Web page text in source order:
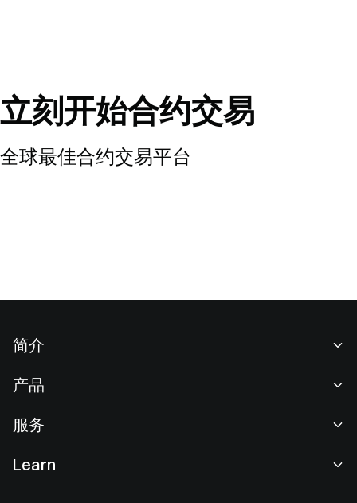
立刻开始合约交易
全球最佳合约交易平台
简介
新闻中心
产品
现货交易
服务
Learn